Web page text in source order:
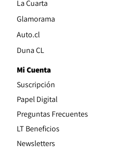
La Cuarta
Glamorama
Auto.cl
Duna CL
Mi Cuenta
Suscripción
Papel Digital
Preguntas Frecuentes
LT Beneficios
Newsletters